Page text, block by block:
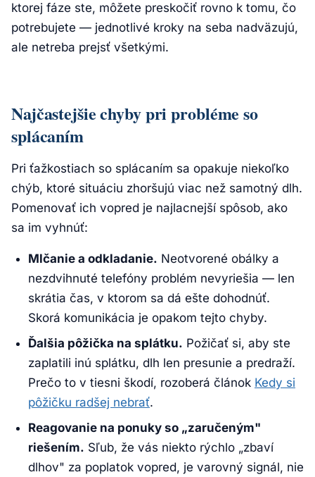
ktorej fáze ste, môžete preskočiť rovno k tomu, čo
potrebujete — jednotlivé kroky na seba nadväzujú,
ale netreba prejsť všetkými.
Najčastejšie chyby pri probléme so
splácaním
Pri ťažkostiach so splácaním sa opakuje niekoľko
chýb, ktoré situáciu zhoršujú viac než samotný dlh.
Pomenovať ich vopred je najlacnejší spôsob, ako
sa im vyhnúť:
Mlčanie a odkladanie. Neotvorené obálky a
nezdvihnuté telefóny problém nevyriešia — len
skrátia čas, v ktorom sa dá ešte dohodnúť.
Skorá komunikácia je opakom tejto chyby.
Ďalšia pôžička na splátku. Požičať si, aby ste
zaplatili inú splátku, dlh len presunie a predraží.
Prečo to v tiesni škodí, rozoberá článok Kedy si
pôžičku radšej nebrať.
Reagovanie na ponuky so „zaručeným"
riešením. Sľub, že vás niekto rýchlo „zbaví
dlhov" za poplatok vopred, je varovný signál, nie